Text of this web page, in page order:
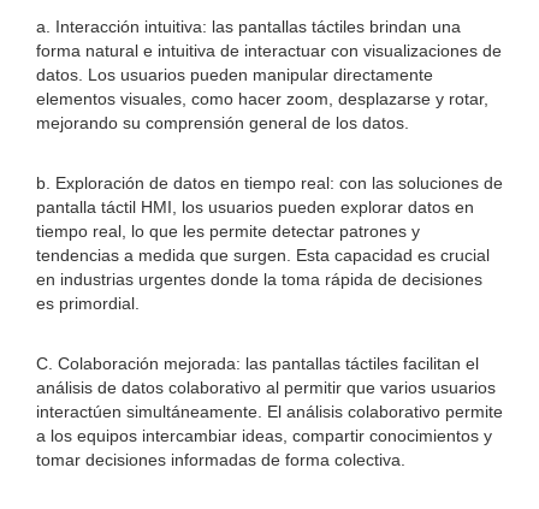
a. Interacción intuitiva: las pantallas táctiles brindan una
forma natural e intuitiva de interactuar con visualizaciones de
datos. Los usuarios pueden manipular directamente
elementos visuales, como hacer zoom, desplazarse y rotar,
mejorando su comprensión general de los datos.
b. Exploración de datos en tiempo real: con las soluciones de
pantalla táctil HMI, los usuarios pueden explorar datos en
tiempo real, lo que les permite detectar patrones y
tendencias a medida que surgen. Esta capacidad es crucial
en industrias urgentes donde la toma rápida de decisiones
es primordial.
C. Colaboración mejorada: las pantallas táctiles facilitan el
análisis de datos colaborativo al permitir que varios usuarios
interactúen simultáneamente. El análisis colaborativo permite
a los equipos intercambiar ideas, compartir conocimientos y
tomar decisiones informadas de forma colectiva.